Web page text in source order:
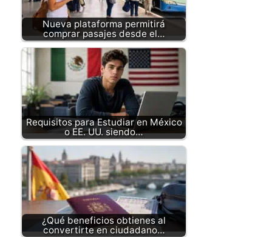
Nueva plataforma permitirá
comprar pasajes desde el…
Requisitos para Estudiar en México
o EE. UU. siendo…
¿Qué beneficios obtienes al
convertirte en ciudadano…